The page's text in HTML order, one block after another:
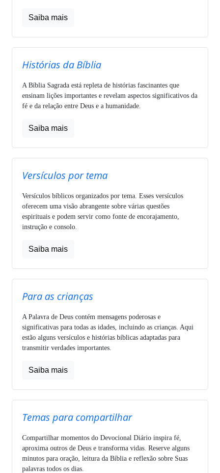
Saiba mais
Histórias da Bíblia
A Bíblia Sagrada está repleta de histórias fascinantes que
ensinam lições importantes e revelam aspectos significativos da
fé e da relação entre Deus e a humanidade.
Saiba mais
Versículos por tema
Versículos bíblicos organizados por tema. Esses versículos
oferecem uma visão abrangente sobre várias questões
espirituais e podem servir como fonte de encorajamento,
instrução e consolo.
Saiba mais
Para as crianças
A Palavra de Deus contém mensagens poderosas e
significativas para todas as idades, incluindo as crianças. Aqui
estão alguns versículos e histórias bíblicas adaptadas para
transmitir verdades importantes.
Saiba mais
Temas para compartilhar
Compartilhar momentos do Devocional Diário inspira fé,
aproxima outros de Deus e transforma vidas. Reserve alguns
minutos para oração, leitura da Bíblia e reflexão sobre Suas
palavras todos os dias.